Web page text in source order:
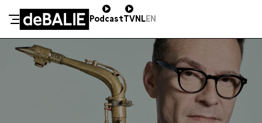
Meteen naar de content
De Balie
PodcastTVNLEN